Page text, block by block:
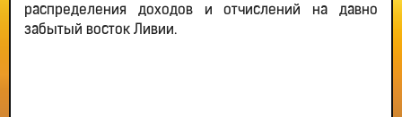
распределения доходов и отчислений на давно
забытый восток Ливии.